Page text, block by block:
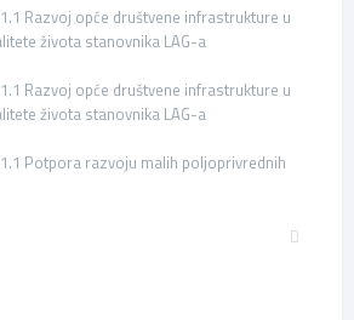
Razvoj opće društvene infrastrukture u
života stanovnika LAG-a
Razvoj opće društvene infrastrukture u
života stanovnika LAG-a
Potpora razvoju malih poljoprivrednih